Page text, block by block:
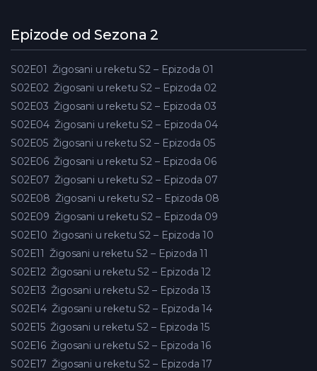
Epizode od Sezona 2
S02E01 Žigosani u reketu S2 – Epizoda 01
S02E02 Žigosani u reketu S2 – Epizoda 02
S02E03 Žigosani u reketu S2 – Epizoda 03
S02E04 Žigosani u reketu S2 – Epizoda 04
S02E05 Žigosani u reketu S2 – Epizoda 05
S02E06 Žigosani u reketu S2 – Epizoda 06
S02E07 Žigosani u reketu S2 – Epizoda 07
S02E08 Žigosani u reketu S2 – Epizoda 08
S02E09 Žigosani u reketu S2 – Epizoda 09
S02E10 Žigosani u reketu S2 – Epizoda 10
S02E11 Žigosani u reketu S2 – Epizoda 11
S02E12 Žigosani u reketu S2 – Epizoda 12
S02E13 Žigosani u reketu S2 – Epizoda 13
S02E14 Žigosani u reketu S2 – Epizoda 14
S02E15 Žigosani u reketu S2 – Epizoda 15
S02E16 Žigosani u reketu S2 – Epizoda 16
S02E17 Žigosani u reketu S2 – Epizoda 17